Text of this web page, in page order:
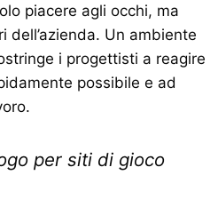
piacere agli occhi, ma
dell’azienda. Un ambiente
i progettisti a reagire
possibile e ad
per siti di gioco